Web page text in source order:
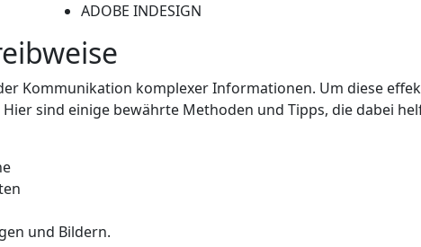
ADOBE INDESIGN
Kommunikation komplexer Informationen. Um diese
sind einige bewährte Methoden und Tipps, die dabei
und Bildern.